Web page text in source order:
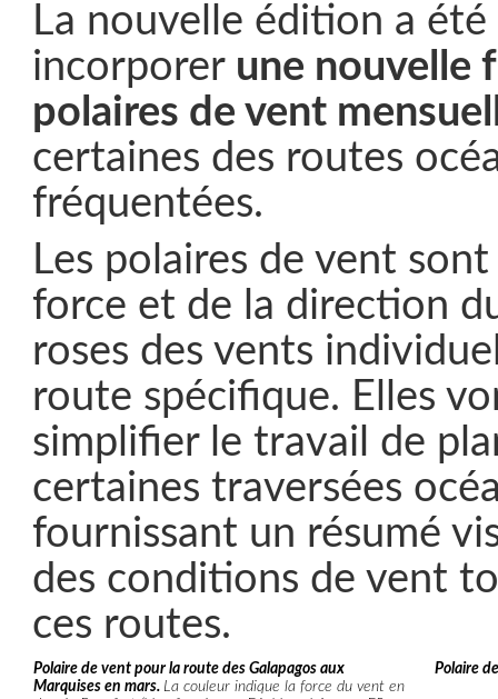
La nouvelle édition a
incorporer une nouvelle
polaires de vent
certaines des routes
fréquentées.
Les polaires de vent
force et de la direction
roses des vents
route spécifique. Elles
simplifier le travail de
certaines traversées
fournissant un résumé
des conditions de vent
ces routes.
Polaire de vent pour la route des Galapagos aux
Marquises en mars. La couleur indique la force du vent en
Polaire